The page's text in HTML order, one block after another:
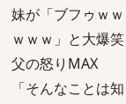
妹が「ブフゥｗ
ｗｗｗ」と大爆
父の怒りMAX
「そんなことは